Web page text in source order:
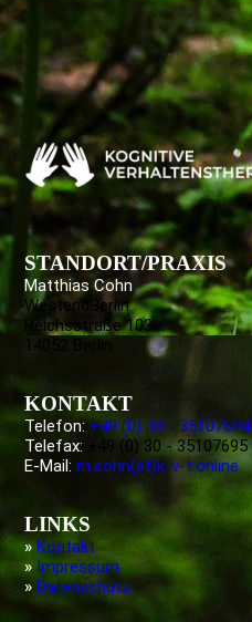
STANDORT/PRAXIS
Matthias Cohn
WestendBerlin
Reichsstraße 103
14052 Berlin
KONTAKT
Telefon: +49 (0) 30 - 35107694
Telefax:
+49 (0) 30 - 35107695
E-Mail: m.cohn(at)k-v-t.online
LINKS
» Kontakt
» Impressum
» Datenschutz